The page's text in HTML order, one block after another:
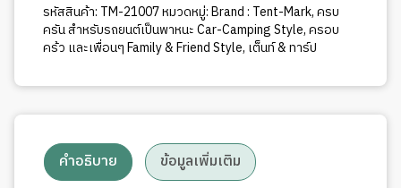
รหัสสินค้า: TM-21007หมวดหมู่:Brand : Tent-Mark,ครบ
ครัน สำหรับรถยนต์เป็นพาหนะ Car-Camping Style,ครอบ
คร้ว และเพื่อนๆ Family & Friend Style, เต็นท์ & ทาร์ป
คำอธิบาย ข้อมูลเพิ่มเติม